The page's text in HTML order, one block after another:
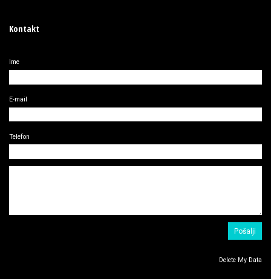
Kontakt
Ime
E-mail
Telefon
Delete My Data